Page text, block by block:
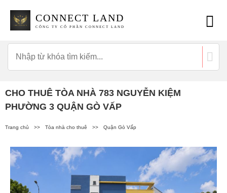
CONNECT LAND
CÔNG TY CỔ PHẦN CONNECT LAND
CHO THUÊ TÒA NHÀ 783 NGUYỄN KIỆM
PHƯỜNG 3 QUẬN GÒ VẤP
Trang chủ >> Tòa nhà cho thuê >> Quận Gò Vấp